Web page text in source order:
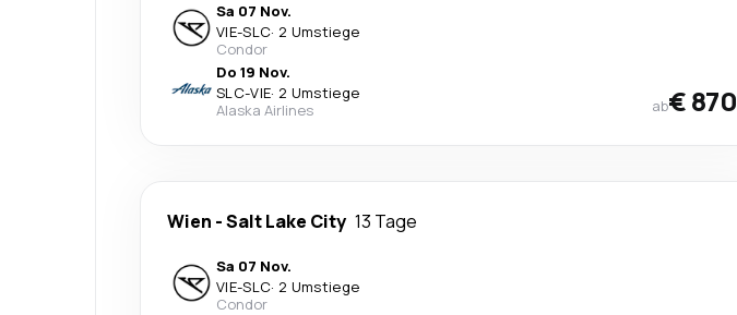
Sa 07 Nov.
VIE-SLC· 2 Umstiege
Condor
Do 19 Nov.
SLC-VIE· 2 Umstiege
Alaska Airlines
ab€ 870
Wien -Salt Lake City 13 Tage
Sa 07 Nov.
VIE-SLC· 2 Umstiege
Condor